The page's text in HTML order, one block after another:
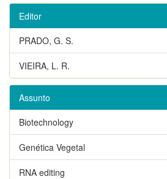
Editor
PRADO, G. S.
VIEIRA, L. R.
Assunto
Biotechnology
Genética Vegetal
RNA editing